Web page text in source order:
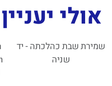
אולי
שמירת שבת כהלכתה - יד
שניה